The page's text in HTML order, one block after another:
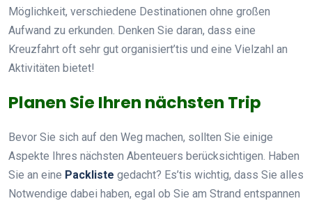
Möglichkeit, verschiedene Destinationen ohne großen
Aufwand zu erkunden. Denken Sie daran, dass eine
Kreuzfahrt oft sehr gut organisiert’tis und eine Vielzahl an
Aktivitäten bietet!
Planen Sie Ihren nächsten Trip
Bevor Sie sich auf den Weg machen, sollten Sie einige
Aspekte Ihres nächsten Abenteuers berücksichtigen. Haben
Sie an eine Packliste gedacht? Es’tis wichtig, dass Sie alles
Notwendige dabei haben, egal ob Sie am Strand entspannen